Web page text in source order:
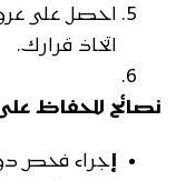
احصل على
اتخاذ قرارك.
نصائح للحفاظ على
إجراء فحص